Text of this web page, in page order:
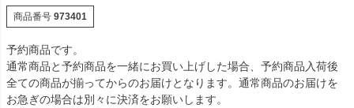
商品番号 973401
予約商品です。
通常商品と予約商品を一緒にお買い上げした場合、予約商品入荷後
全ての商品が揃ってからのお届けとなります。通常商品のお届けを
お急ぎの場合は別々に決済をお願いします。